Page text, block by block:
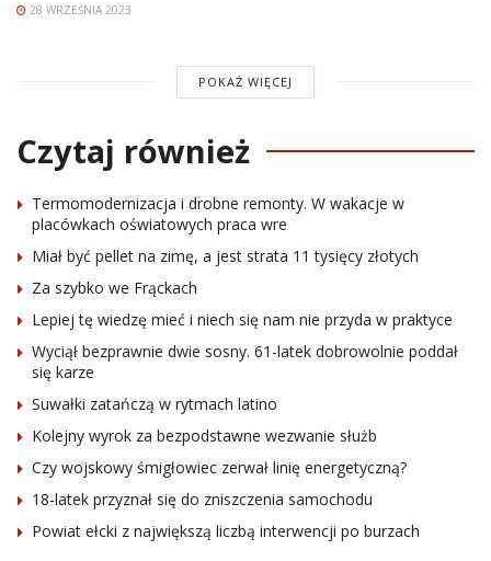
28 WRZEŚNIA 2023
POKAŻ WIĘCEJ
Czytaj również
Termomodernizacja i drobne remonty. W wakacje w
placówkach oświatowych praca wre
Miał być pellet na zimę, a jest strata 11 tysięcy złotych
Za szybko we Frąckach
Lepiej tę wiedzę mieć i niech się nam nie przyda w praktyce
Wyciął bezprawnie dwie sosny. 61-latek dobrowolnie poddał
się karze
Suwałki zatańczą w rytmach latino
Kolejny wyrok za bezpodstawne wezwanie służb
Czy wojskowy śmigłowiec zerwał linię energetyczną?
18-latek przyznał się do zniszczenia samochodu
Powiat ełcki z największą liczbą interwencji po burzach